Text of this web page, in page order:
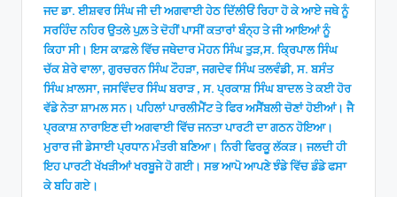
ਜਦ ਡਾ. ਈਸ਼ਵਰ ਸਿੰਘ ਜੀ ਦੀ ਅਗਵਾਈ ਹੇਠ ਦਿੱਲੀਓਂ ਰਿਹਾ ਹੋ ਕੇ ਆਏ ਜਥੇ ਨੂੰ
ਸਰਹਿੰਦ ਨਹਿਰ ਉਤਲੇ ਪੁਲ਼ ਤੇ ਦੋਹੀਂ ਪਾਸੀਂ ਕਤਾਰਾਂ ਬੰਨ੍ਹ ਤੇ ਜੀ ਆਇਆਂ ਨੂੰ
ਕਿਹਾ ਸੀ। ਇਸ ਕਾਫ਼ਲੇ ਵਿੱਚ ਜਥੇਦਾਰ ਮੋਹਨ ਸਿੰਘ ਤੁੜ,ਸ. ਕ੍ਰਿਪਾਲ ਸਿੰਘ
ਚੱਕ ਸ਼ੇਰੇ ਵਾਲਾ, ਗੁਰਚਰਨ ਸਿੰਘ ਟੌਹੜਾ, ਜਗਦੇਵ ਸਿੰਘ ਤਲਵੰਡੀ, ਸ. ਬਸੰਤ
ਸਿੰਘ ਖ਼ਾਲਸਾ, ਜਸਵਿੰਦਰ ਸਿੰਘ ਬਰਾੜ , ਸ. ਪ੍ਰਕਾਸ਼ ਸਿੰਘ ਬਾਦਲ ਤੇ ਕਈ ਹੋਰ
ਵੱਡੇ ਨੇਤਾ ਸ਼ਾਮਲ ਸਨ। ਪਹਿਲਾਂ ਪਾਰਲੀਮੈਂਟ ਤੇ ਫਿਰ ਅਸੈਂਬਲੀ ਚੋਣਾਂ ਹੋਈਆਂ। ਜੈ
ਪ੍ਰਕਾਸ਼ ਨਾਰਾਇਣ ਦੀ ਅਗਵਾਈ ਵਿੱਚ ਜਨਤਾ ਪਾਰਟੀ ਦਾ ਗਠਨ ਹੋਇਆ।
ਮੁਰਾਰ ਜੀ ਡੇਸਾਈ ਪ੍ਰਧਾਨ ਮੰਤਰੀ ਬਣਿਆ। ਨਿਰੀ ਫਿਰਕੂ ਲੱਕੜ। ਜਲਦੀ ਹੀ
ਇਹ ਪਾਰਟੀ ਖੱਖੜੀਆਂ ਖਰਬੂਜੇ ਹੋ ਗਈ। ਸਭ ਆਪੋ ਆਪਣੇ ਝੰਡੇ ਵਿੱਚ ਡੰਡੇ ਫਸਾ
ਕੇ ਬਹਿ ਗਏ।